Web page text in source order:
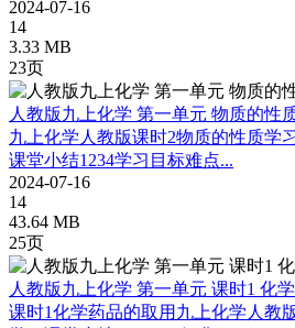
2024-07-16
14
3.33 MB
23页
人教版九上化学 第一单元 物质的性
九上化学人教版课时2物质的性质学
课堂小结1234学习目标难点...
2024-07-16
14
43.64 MB
25页
人教版九上化学 第一单元 课时1 化
课时1化学药品的取用九上化学人教